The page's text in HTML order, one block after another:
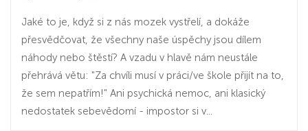
Jaké to je, když si z nás mozek vystřelí, a dokáže
přesvědčovat, že všechny naše úspěchy jsou dílem
náhody nebo štěstí? A vzadu v hlavě nám neustále
přehrává větu: "Za chvíli musí v práci/ve škole přijít na to,
že sem nepatřím!" Ani psychická nemoc, ani klasický
nedostatek sebevědomí - impostor si v...